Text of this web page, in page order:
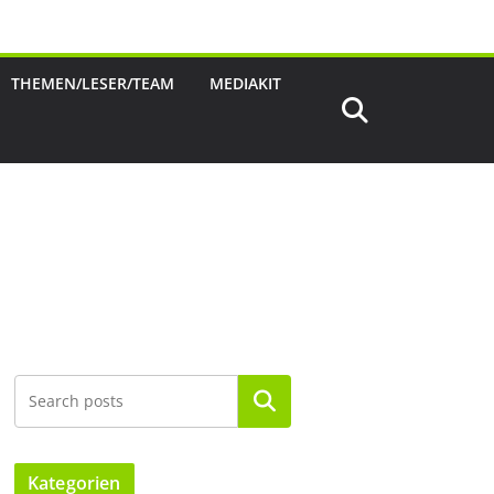
THEMEN/LESER/TEAM MEDIAKIT
Suchen
Kategorien